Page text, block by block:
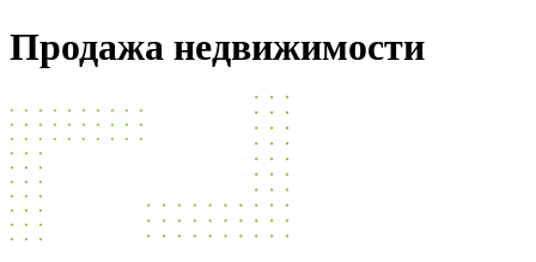
Продажа недвижимости